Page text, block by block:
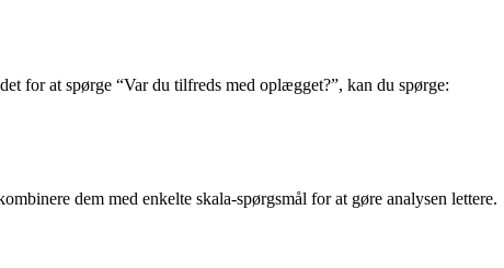
for at spørge “Var du tilfreds med oplægget?”, kan du spørge:
dem med enkelte skala-spørgsmål for at gøre analysen lettere.